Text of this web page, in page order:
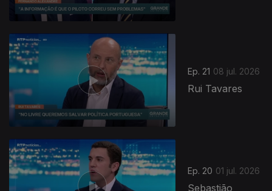
Ep. 21 08 jul. 2026
Rui Tavares
Ep. 20 01 jul. 2026
Sebastião